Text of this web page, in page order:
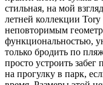
стильная, на мой
летней коллекции
неповторимым
функциональностью,
только бродить по
просто устроить
на прогулку в парк,